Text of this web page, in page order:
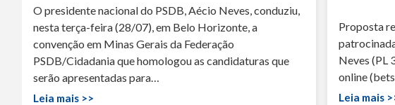
O presidente nacional do PSDB, Aécio Neves, conduziu,
nesta terça-feira (28/07), em Belo Horizonte, a
convenção em Minas Gerais da Federação
PSDB/Cidadania que homologou as candidaturas que
serão apresentadas para…
Leia mais >>
Proposta
Neves (PL
online
Leia mais